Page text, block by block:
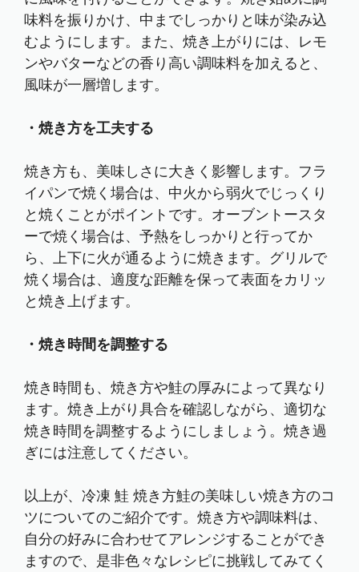
味料を振りかけ、中までしっかりと味が染み込
むようにします。また、焼き上がりには、レモ
ンやバターなどの香り高い調味料を加えると、
風味が一層増します。
・焼き方を工夫する
焼き方も、美味しさに大きく影響します。フラ
イパンで焼く場合は、中火から弱火でじっくり
と焼くことがポイントです。オーブントースタ
ーで焼く場合は、予熱をしっかりと行ってか
ら、上下に火が通るように焼きます。グリルで
焼く場合は、適度な距離を保って表面をカリッ
と焼き上げます。
・焼き時間を調整する
焼き時間も、焼き方や鮭の厚みによって異なり
ます。焼き上がり具合を確認しながら、適切な
焼き時間を調整するようにしましょう。焼き過
ぎには注意してください。
以上が、冷凍 鮭 焼き方鮭の美味しい焼き方のコ
ツについてのご紹介です。焼き方や調味料は、
自分の好みに合わせてアレンジすることができ
ますので、是非色々なレシピに挑戦してみてく